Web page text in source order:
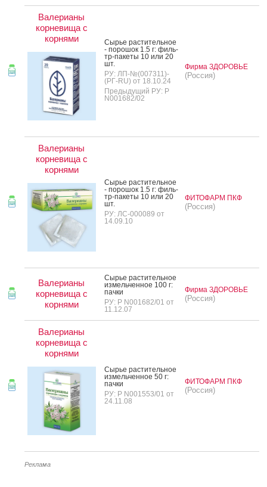
Валерианы
корневища с
корнями
Сырье рас­ти­тель­ное
- по­рошок 1.5 г: филь­
тр-па­кеты 10 или 20
шт.
РУ: ЛП-№(007311)-
(РГ-RU) от 18.10.24
Предыдущий РУ: Р
N001682/02
Фирма ЗДОРОВЬЕ
(Россия)
Валерианы
корневища с
корнями
Сырье рас­ти­тель­ное
- по­рошок 1.5 г: филь­
тр-па­кеты 10 или 20
шт.
РУ: ЛС-000089 от
14.09.10
ФИТОФАРМ ПКФ
(Россия)
Валерианы
корневища с
корнями
Сырье рас­ти­тель­ное
из­мель­чен­ное 100 г:
пач­ки
РУ: Р N001682/01 от
11.12.07
Фирма ЗДОРОВЬЕ
(Россия)
Валерианы
корневища с
корнями
Сырье рас­ти­тель­ное
из­мель­чен­ное 50 г:
пач­ки
РУ: Р N001553/01 от
24.11.08
ФИТОФАРМ ПКФ
(Россия)
Реклама